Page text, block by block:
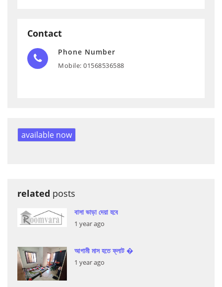
Contact
Phone Number
Mobile: 01568536588
available now
related posts
বাসা ভাড়া দেয়া হবে
1 year ago
আগামী মাস হতে ফ্লাট �
1 year ago